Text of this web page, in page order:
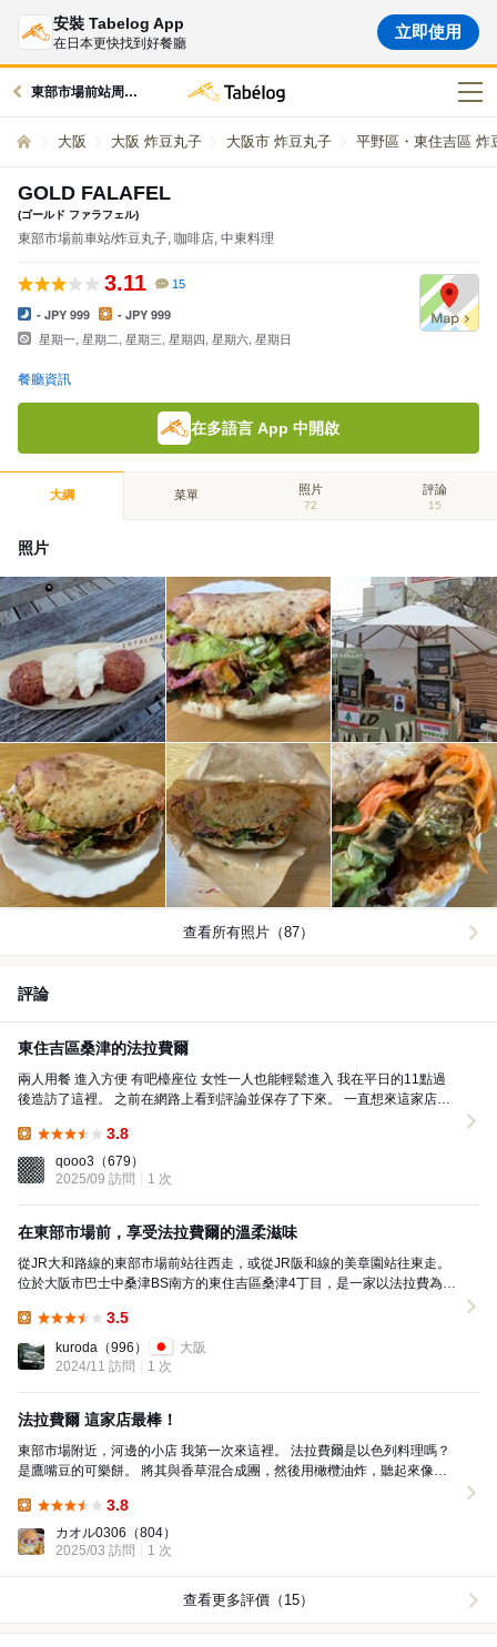
安裝 Tabelog App
在日本更快找到好餐廳
立即使用
東部市場前站周邊的美食
大阪 大阪 炸豆丸子 大阪市 炸豆丸子 平野區・東住吉區 炸
GOLD FALAFEL
(ゴールド ファラフェル)
東部市場前車站/炸豆丸子, 咖啡店, 中東料理
3.11 15
- JPY 999 - JPY 999
星期一, 星期二, 星期三, 星期四, 星期六, 星期日
餐廳資訊
在多語言 App 中開啟
大綱 菜單 照片
72
評論
15
照片
查看所有照片（87）
評論
東住吉區桑津的法拉費爾
兩人用餐 進入方便 有吧檯座位 女性一人也能輕鬆進入 我在平日的11點過
後造訪了這裡。 之前在網路上看到評論並保存了下來。 一直想來這家店，
3.8
qooo3 （679）
2025/09 訪問
1 次
在東部市場前，享受法拉費爾的溫柔滋味
從JR大和路線的東部市場前站往西走，或從JR阪和線的美章園站往東走。
位於大阪市巴士中桑津BS南方的東住吉區桑津4丁目，是一家以法拉費為主
3.5
kuroda （996）
大阪
2024/11 訪問
1 次
法拉費爾 這家店最棒！
東部市場附近，河邊的小店 我第一次來這裡。 法拉費爾是以色列料理嗎？
是鷹嘴豆的可樂餅。 將其與香草混合成團，然後用橄欖油炸，聽起來像是
3.8
カオル0306 （804）
2025/03 訪問
1 次
查看更多評價（15）